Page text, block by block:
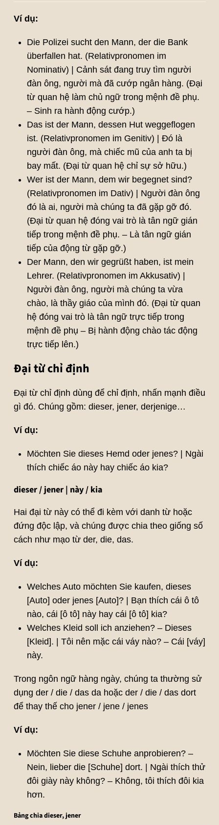
Ví dụ:
Die Polizei sucht den Mann, der die Bank
überfallen hat. (Relativpronomen im
Nominativ) | Cảnh sát đang truy tìm người
đàn ông, người mà đã cướp ngân hàng. (Đại
từ quan hệ làm chủ ngữ trong mệnh đề phụ.
– Sinh ra hành động cướp.)
Das ist der Mann, dessen Hut weggeflogen
ist. (Relativpronomen im Genitiv) | Đó là
người đàn ông, mà chiếc mũ của anh ta bị
bay mất. (Đại từ quan hệ chỉ sự sở hữu.)
Wer ist der Mann, dem wir begegnet sind?
(Relativpronomen im Dativ) | Người đàn ông
đó là ai, người mà chúng ta đã gặp gỡ đó.
(Đại từ quan hệ đóng vai trò là tân ngữ gián
tiếp trong mệnh đề phụ. – Là tân ngữ gián
tiếp của động từ gặp gỡ.)
Der Mann, den wir gegrüßt haben, ist mein
Lehrer. (Relativpronomen im Akkusativ) |
Người đàn ông, người mà chúng ta vừa
chào, là thầy giáo của mình đó. (Đại từ quan
hệ đóng vai trò là tân ngữ trực tiếp trong
mệnh đề phụ – Bị hành động chào tác động
trực tiếp lên.)
Đại từ chỉ định
Đại từ chỉ định dùng để chỉ định, nhấn mạnh điều
gì đó. Chúng gồm: dieser, jener, derjenige…
Ví dụ:
Möchten Sie dieses Hemd oder jenes? | Ngài
thích chiếc áo này hay chiếc áo kia?
dieser / jener | này / kia
Hai đại từ này có thể đi kèm với danh từ hoặc
đứng độc lập, và chúng được chia theo giống số
cách như mạo từ der, die, das.
Ví dụ:
Welches Auto möchten Sie kaufen, dieses
[Auto] oder jenes [Auto]? | Bạn thích cái ô tô
nào, cái [ô tô] này hay cái [ô tô] kia?
Welches Kleid soll ich anziehen? – Dieses
[Kleid]. | Tôi nên mặc cái váy nào? – Cái [váy]
này.
Trong ngôn ngữ hàng ngày, chúng ta thường sử
dụng der / die / das da hoặc der / die / das dort
để thay thế cho jener / jene / jenes
Ví dụ:
Möchten Sie diese Schuhe anprobieren? –
Nein, lieber die [Schuhe] dort. | Ngài thích thử
đôi giày này không? – Không, tôi thích đôi kia
hơn.
Bảng chia dieser, jener